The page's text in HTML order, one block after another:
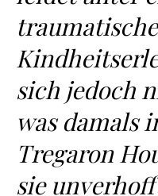
sich jedoch
was damals
Tregaron
sie